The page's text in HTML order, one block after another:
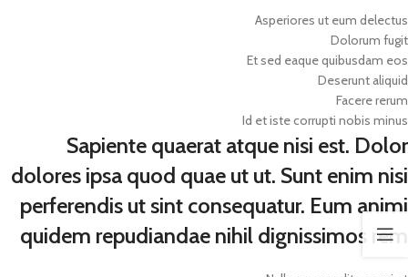
Asperiores ut eum delectus
Dolorum fugit
Et sed eaque quibusdam eos
Deserunt aliquid
Facere rerum
Id et iste corrupti nobis minus
Sapiente quaerat atque nisi est. Dolor
dolores ipsa quod quae ut ut. Sunt enim nisi
perferendis ut sint consequatur. Eum animi
quidem repudiandae nihil dignissimos rem